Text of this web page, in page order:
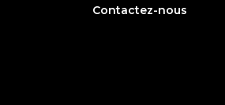
Contactez-nous